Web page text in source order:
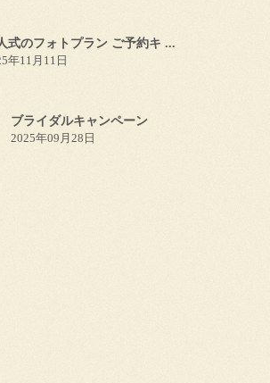
式のフォトプラン ご予約キ ...
年11月11日
ブライダルキャンペーン
2025年09月28日